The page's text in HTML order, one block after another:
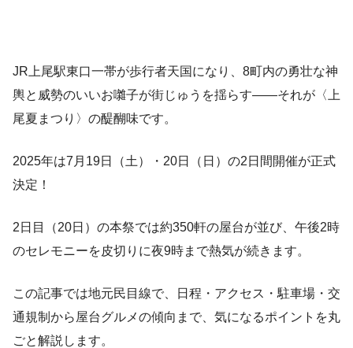
JR上尾駅東口一帯が歩行者天国になり、8町内の勇壮な神
輿と威勢のいいお囃子が街じゅうを揺らす――それが〈上
尾夏まつり〉の醍醐味です。
2025年は7月19日（土）・20日（日）の2日間開催が正式
決定！
2日目（20日）の本祭では約350軒の屋台が並び、午後2時
のセレモニーを皮切りに夜9時まで熱気が続きます。
この記事では地元民目線で、日程・アクセス・駐車場・交
通規制から屋台グルメの傾向まで、気になるポイントを丸
ごと解説します。